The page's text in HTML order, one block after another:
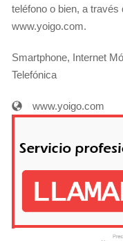
teléfono o bien, a
www.yoigo.com.
Smartphone, Internet
Telefónica
www.yoigo.com